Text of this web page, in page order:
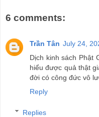
6 comments:
Trần Tân July 24,
Dịch kinh sách Phật
hiểu được quả thật
đời có công đức vô
Reply
Replies